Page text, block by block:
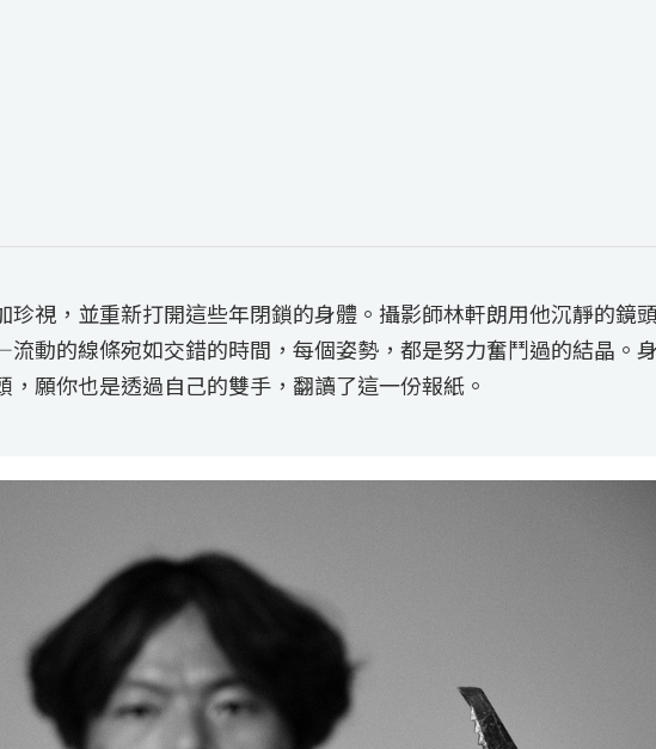
珍視，並重新打開這些年閉鎖的身體。攝影師林軒朗用他沉靜的鏡
動的線條宛如交錯的時間，每個姿勢，都是努力奮鬥過的結晶。
願你也是透過自己的雙手，翻讀了這一份報紙。